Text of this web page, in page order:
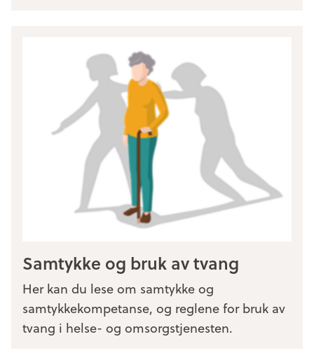
Samtykke og bruk av tvang
Her kan du lese om samtykke og
samtykkekompetanse, og reglene for bruk av
tvang i helse- og omsorgstjenesten.